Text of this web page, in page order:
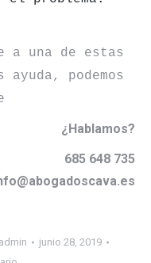
a una de estas
podemos
¿Hablamos?
685 648 735
admin
junio 28, 2019